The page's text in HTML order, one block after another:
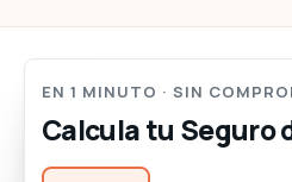
EN 1 MINUTO · SIN
Calcula tu Seguro